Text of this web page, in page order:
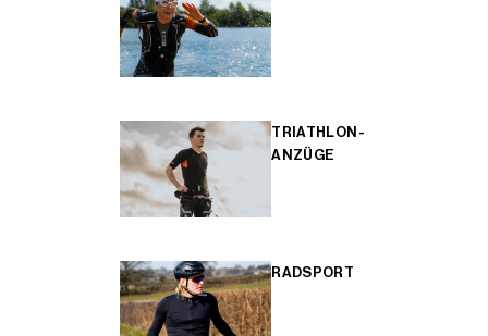
TRIATHLON-
ANZÜGE
RADSPORT